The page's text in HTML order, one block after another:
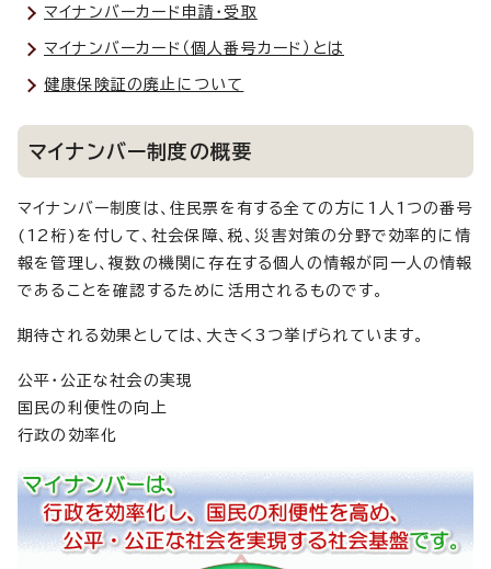
マイナンバーカード申請・受取
マイナンバーカード（個人番号カード）とは
健康保険証の廃止について
マイナンバー制度の概要
マイナンバー制度は、住民票を有する全ての方に1人1つの番号
(12桁)を付して、社会保障、税、災害対策の分野で効率的に情
報を管理し、複数の機関に存在する個人の情報が同一人の情報
であることを確認するために活用されるものです。
期待される効果としては、大きく3つ挙げられています。
公平・公正な社会の実現
国民の利便性の向上
行政の効率化